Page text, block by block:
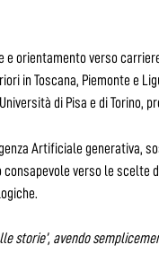
orientamento verso carriere
in Toscana, Piemonte e
di Pisa e di Torino,
Artificiale generativa,
verso le scelte
storie’, avendo